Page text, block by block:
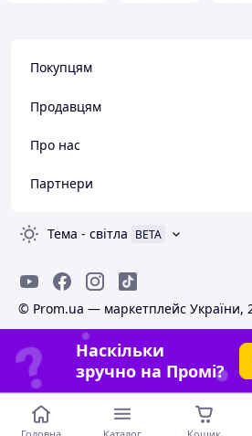
Покупцям
Продавцям
Про нас
Партнери
Тема - світла BETA
© Prom.ua — маркетплейс України,
Наскільки
зручно на Промі?